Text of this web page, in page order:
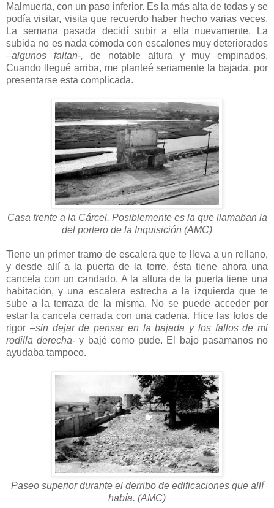
Malmuerta, con un paso inferior. Es la más alta de todas y se
podía visitar, visita que recuerdo haber hecho varias veces.
La semana pasada decidí subir a ella nuevamente. La
subida no es nada cómoda con escalones muy deteriorados
–algunos faltan-, de notable altura y muy empinados.
Cuando llegué arriba, me planteé seriamente la bajada, por
presentarse esta complicada.
Casa frente a la Cárcel. Posiblemente es la que llamaban la
del portero de la Inquisición (AMC)
Tiene un primer tramo de escalera que te lleva a un rellano,
y desde allí a la puerta de la torre, ésta tiene ahora una
cancela con un candado. A la altura de la puerta tiene una
habitación, y una escalera estrecha a la izquierda que te
sube a la terraza de la misma. No se puede acceder por
estar la cancela cerrada con una cadena. Hice las fotos de
rigor –sin dejar de pensar en la bajada y los fallos de mi
rodilla derecha- y bajé como pude. El bajo pasamanos no
ayudaba tampoco.
Paseo superior durante el derribo de edificaciones que allí
había. (AMC)